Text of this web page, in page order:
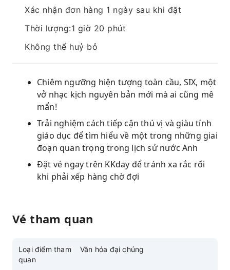
Xác nhận đơn hàng 1 ngày sau khi đặt
Thời lượng:1 giờ 20 phút
Không thể huỷ bỏ
Chiêm ngưỡng ​​hiện tượng toàn cầu, SIX, một
vở nhạc kịch nguyên bản mới mà ai cũng mê
mẩn!
Trải nghiệm cách tiếp cận thú vị và giàu tính
giáo dục để tìm hiểu về một trong những giai
đoạn quan trọng trong lịch sử nước Anh
Đặt vé ngay trên KKday để tránh xa rắc rối
khi phải xếp hàng chờ đợi
Vé tham quan
Loại điểm tham
quan
Văn hóa đại chúng